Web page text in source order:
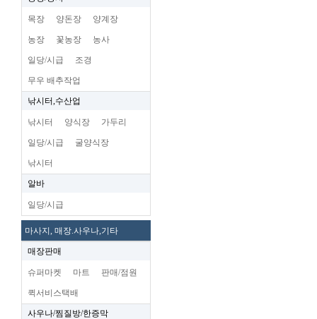
목장 양돈장 양계장
농장 꽃농장 농사
일당/시급 조경
무우 배추작업
낚시터,수산업
낚시터 양식장 가두리
일당/시급 굴양식장
낚시터
알바
일당/시급
마사지, 매장.사우나,기타
매장판매
슈퍼마켓 마트 판매/점원
퀵서비스택배
사우나/찜질방/한증막